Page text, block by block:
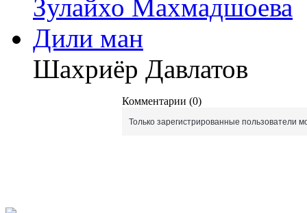
Зулайхо Махмадшоева
Дили ман
Шахриёр Давлатов
Комментарии (0)
Только зарегистрированные пользователи